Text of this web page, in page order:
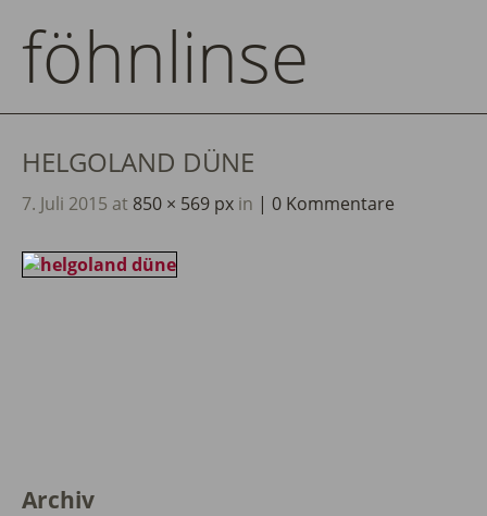
föhnlinse
HELGOLAND DÜNE
7. Juli 2015 at 850 × 569 px in 0 Kommentare
Archiv